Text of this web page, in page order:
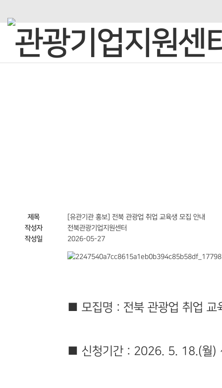
제목 [유관기관 홍보] 전북 관광업 취업 교육생 모집 안내
작성자 전북관광기업지원센터
작성일 2026-05-27
■ 모집명 : 전북 관광업 취업 교
■ 신청기간 : 2026. 5. 18.(월)